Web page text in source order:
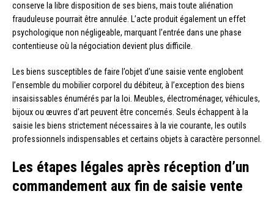
conserve la libre disposition de ses biens, mais toute aliénation
frauduleuse pourrait être annulée. L’acte produit également un effet
psychologique non négligeable, marquant l’entrée dans une phase
contentieuse où la négociation devient plus difficile.
Les biens susceptibles de faire l’objet d’une saisie vente englobent
l’ensemble du mobilier corporel du débiteur, à l’exception des biens
insaisissables énumérés par la loi. Meubles, électroménager, véhicules,
bijoux ou œuvres d’art peuvent être concernés. Seuls échappent à la
saisie les biens strictement nécessaires à la vie courante, les outils
professionnels indispensables et certains objets à caractère personnel.
Les étapes légales après réception d’un
commandement aux fin de saisie vente